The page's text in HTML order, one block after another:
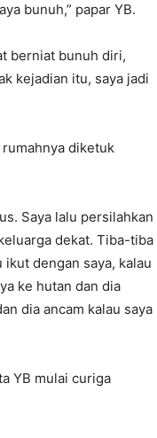
bunuh,” papar YB.
berniat bunuh diri,
kejadian itu, saya jadi
diketuk
Saya lalu persilahkan
dekat. Tiba-tiba
dengan saya, kalau
ke hutan dan dia
dia ancam kalau saya
YB mulai curiga